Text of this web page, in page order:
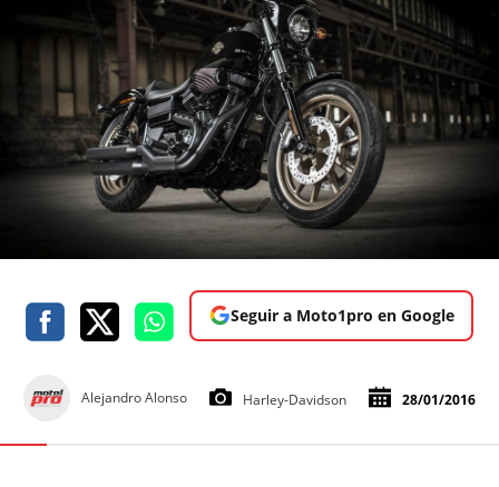
Seguir a Moto1pro en Google
Alejandro Alonso Harley-Davidson 28/01/2016